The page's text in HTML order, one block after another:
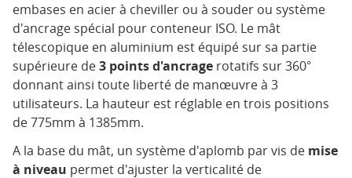
embases en acier à cheviller ou à souder ou système
d'ancrage spécial pour conteneur ISO. Le mât
télescopique en aluminium est équipé sur sa partie
supérieure de 3 points d'ancrage rotatifs sur 360°
donnant ainsi toute liberté de manœuvre à 3
utilisateurs. La hauteur est réglable en trois positions
de 775mm à 1385mm.
A la base du mât, un système d'aplomb par vis de mise
à niveau permet d'ajuster la verticalité de